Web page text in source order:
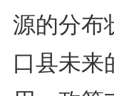
源的分布
口县未来